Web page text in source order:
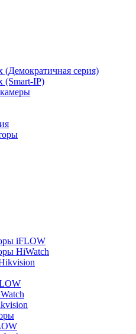
серия)
(Smart-IP)
iFLOW
HiWatch